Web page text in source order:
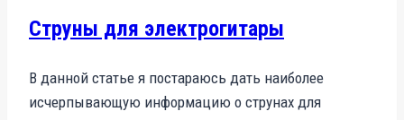
Струны для электрогитары
В данной статье я постараюсь дать наиболее
исчерпывающую информацию о струнах для